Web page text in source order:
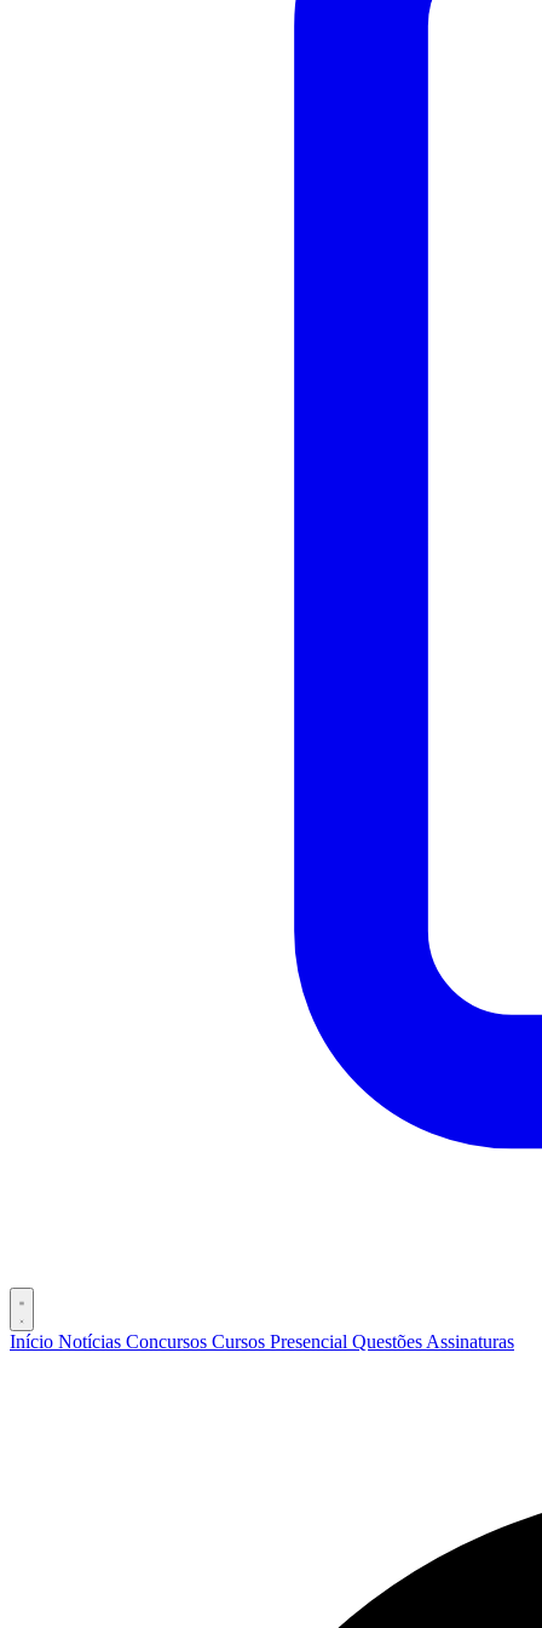
Início Notícias Concursos Cursos Presencial Questões Assinaturas